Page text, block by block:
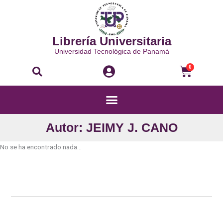
Librería Universitaria
Universidad Tecnológica de Panamá
Buscar 0
Menú
Autor: JEIMY J. CANO
No se ha encontrado nada...